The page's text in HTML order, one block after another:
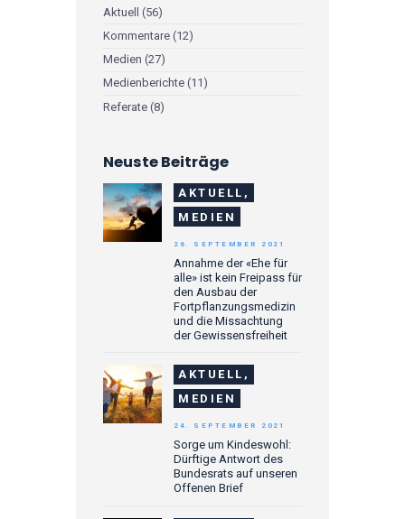
Aktuell (56)
Kommentare (12)
Medien (27)
Medienberichte (11)
Referate (8)
Neuste Beiträge
AKTUELL,
MEDIEN
Annahme der «Ehe für
alle» ist kein Freipass für
den Ausbau der
Fortpflanzungsmedizin
und die Missachtung
der Gewissensfreiheit
26. SEPTEMBER 2021
AKTUELL,
MEDIEN
Sorge um Kindeswohl:
Dürftige Antwort des
Bundesrats auf unseren
Offenen Brief
24. SEPTEMBER 2021